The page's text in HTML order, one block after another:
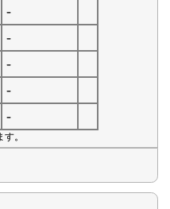
-
-
-
-
-
。